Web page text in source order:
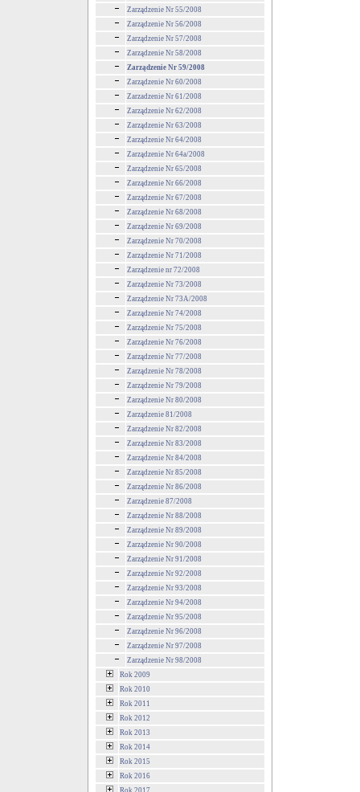
Zarządzenie Nr 55/2008
Zarządzenie Nr 56/2008
Zarządzenie Nr 57/2008
Zarządzenie Nr 58/2008
Zarządzenie Nr 59/2008
Zarządzenie Nr 60/2008
Zarzadzenie Nr 61/2008
Zarządzenie Nr 62/2008
Zarządzenie Nr 63/2008
Zarządzenie Nr 64/2008
Zarządzenie Nr 64a/2008
Zarządzenie Nr 65/2008
Zarządzenie Nr 66/2008
Zarządzenie Nr 67/2008
Zarządzenie Nr 68/2008
Zarządzenie Nr 69/2008
Zarządzenie Nr 70/2008
Zarządzenie Nr 71/2008
Zarządzenie nr 72/2008
Zarządzenie Nr 73/2008
Zarządzenie Nr 73A/2008
Zarządzenie Nr 74/2008
Zarządzenie Nr 75/2008
Zarządzenie Nr 76/2008
Zarządzenie Nr 77/2008
Zarządzenie Nr 78/2008
Zarządzenie Nr 79/2008
Zarządzenie Nr 80/2008
Zarządzenie 81/2008
Zarządzenie Nr 82/2008
Zarządzenie Nr 83/2008
Zarządzenie Nr 84/2008
Zarządzenie Nr 85/2008
Zarządzenie Nr 86/2008
Zarządzenie 87/2008
Zarządzenie Nr 88/2008
Zarządzenie Nr 89/2008
Zarządzenie Nr 90/2008
Zarządzenie Nr 91/2008
Zarządzenie Nr 92/2008
Zarządzenie Nr 93/2008
Zarządzenie Nr 94/2008
Zarządzenie Nr 95/2008
Zarządzenie Nr 96/2008
Zarządzenie Nr 97/2008
Zarządzenie Nr 98/2008
Rok 2009
Rok 2010
Rok 2011
Rok 2012
Rok 2013
Rok 2014
Rok 2015
Rok 2016
Rok 2017